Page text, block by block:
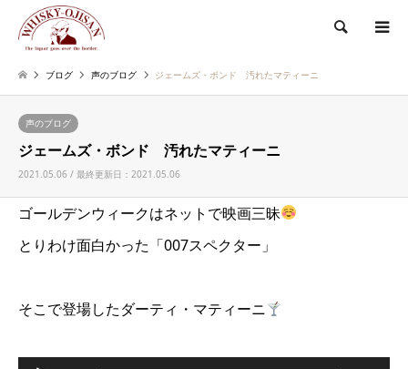
検索
ブログ 声のブログ ジェームズ・ボンド 汚れたマティーニ
声のブログ
ジェームズ・ボンド 汚れたマティーニ
2021.05.06 / 最終更新日：2021.05.06
ゴールデンウィークはネットで映画三昧
とりわけ面白かった「007スペクター」
そこで登場したダーティ・マティーニ